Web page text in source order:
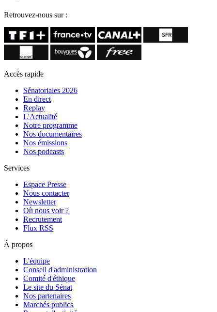
Retrouvez-nous sur :
Accès rapide
Sénatoriales 2026
En direct
Replay
L'Actualité
Notre programme
Nos documentaires
Nos émissions
Nos podcasts
Services
Espace Presse
Nous contacter
Newsletter
Où nous voir ?
Recrutement
Flux RSS
À propos
L'équipe
Conseil d'administration
Comité d'éthique
Le site du Sénat
Nos partenaires
Marchés publics